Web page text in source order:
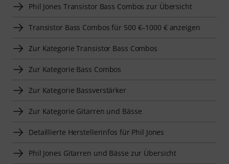
Phil Jones Transistor Bass Combos zur Übersicht
Transistor Bass Combos für 500 €–1000 € anzeigen
Zur Kategorie Transistor Bass Combos
Zur Kategorie Bass Combos
Zur Kategorie Bassverstärker
Zur Kategorie Gitarren und Bässe
Detaillierte Herstellerinfos für Phil Jones
Phil Jones Gitarren und Bässe zur Übersicht